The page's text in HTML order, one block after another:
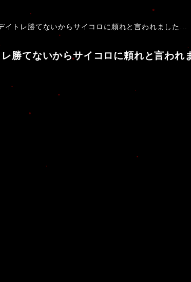
イトレ勝てないからサイコロに頼れと言われました
レ勝てないからサイコロに頼れと言わ